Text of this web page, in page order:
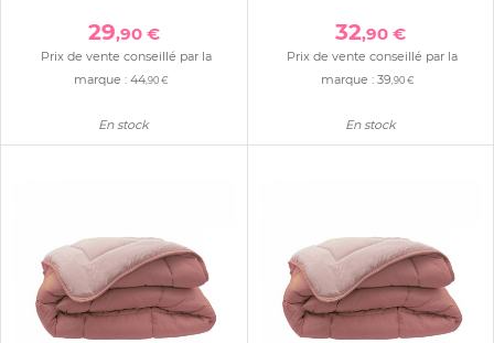
29,90 €
Prix de vente conseillé par la
marque :44,90 €
En stock
32,90 €
Prix de vente conseillé par la
marque :39,90 €
En stock